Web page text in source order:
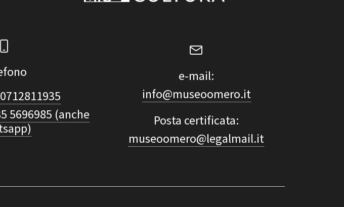
5696985 (anche
e-mail:
info@museoomero.it
Posta certificata:
museoomero@legalmail.it